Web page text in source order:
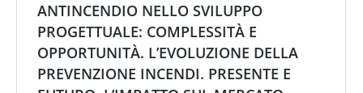
ANTINCENDIO NELLO SVILUPPO
PROGETTUALE: COMPLESSITÀ E
OPPORTUNITÀ. L’EVOLUZIONE DELLA
PREVENZIONE INCENDI. PRESENTE E